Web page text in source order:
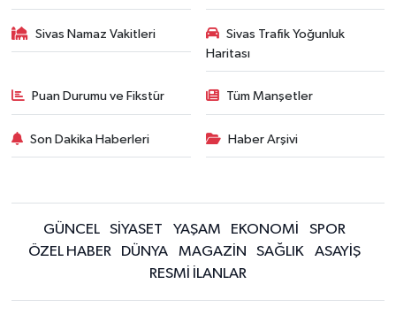
Sivas Namaz Vakitleri
Sivas Trafik Yoğunluk
Haritası
Puan Durumu ve Fikstür Tüm Manşetler
Son Dakika Haberleri Haber Arşivi
GÜNCEL SİYASET YAŞAM EKONOMİ
SPOR
ÖZEL HABER
DÜNYA MAGAZİN SAĞLIK
ASAYİŞ
RESMİ İLANLAR